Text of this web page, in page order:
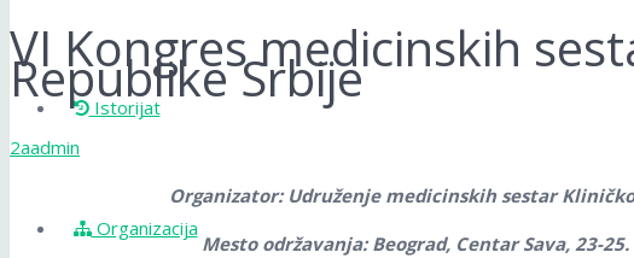
Istorijat
Organizacija
VI Kongres medicinskih
Republike Srbije
2aadmin
Organizator: Udruženje medicinskih sestar
Mesto održavanja: Beograd, Centar Sava, 23-